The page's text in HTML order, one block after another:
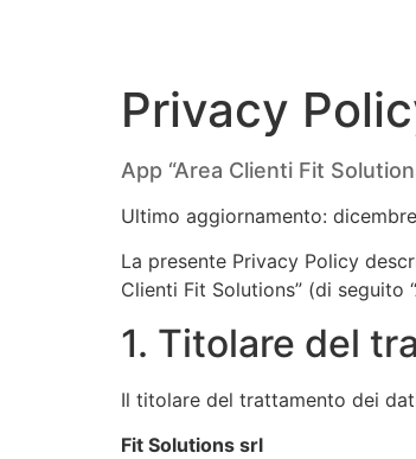
Privacy
App “Area Clienti Fit
Ultimo aggiornamento:
La presente Privacy Policy
Clienti Fit Solutions” (di seguito
1. Titolare del
Il titolare del trattamento dei
Fit Solutions srl